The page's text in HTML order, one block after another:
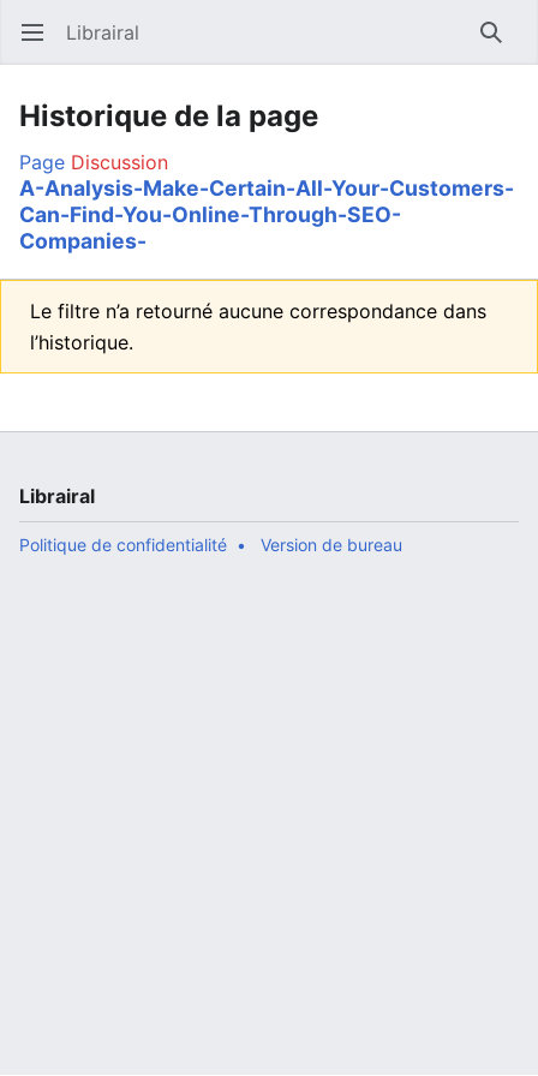
Ouvrir le menu principal Librairal
Historique de la page
Page Discussion
A-Analysis-Make-Certain-All-Your-Customers-
Can-Find-You-Online-Through-SEO-
Companies-
Le filtre n’a retourné aucune correspondance dans
l’historique.
Librairal
Politique de confidentialité Version de bureau